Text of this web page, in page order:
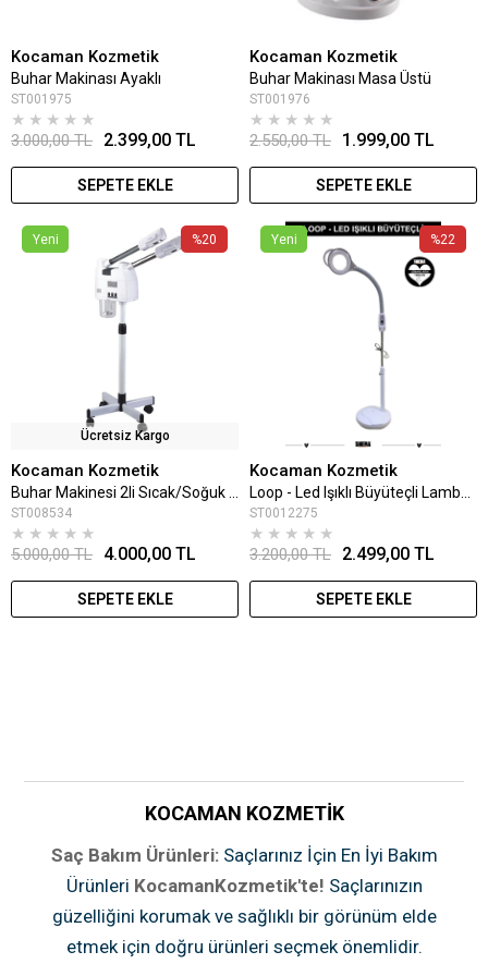
Kocaman Kozmetik
Buhar Makinası Ayaklı
ST001975
★ ★ ★ ★ ★
2.399,00 TL
3.000,00 TL
SEPETE EKLE
Kocaman Kozmetik
Buhar Makinası Masa Üstü
ST001976
★ ★ ★ ★ ★
1.999,00 TL
2.550,00 TL
SEPETE EKLE
%20
Yeni
Ücretsiz Kargo
Kocaman Kozmetik
ST008534
★ ★ ★ ★ ★
4.000,00 TL
5.000,00 TL
SEPETE EKLE
%22
Yeni
Kocaman Kozmetik
ST0012275
★ ★ ★ ★ ★
2.499,00 TL
3.200,00 TL
SEPETE EKLE
KOCAMAN KOZMETİK
Saç Bakım Ürünleri:Saçlarınız İçin En İyi Bakım
Ürünleri KocamanKozmetik'te! Saçlarınızın
güzelliğini korumak ve sağlıklı bir görünüm elde
etmek için doğru ürünleri seçmek önemlidir.